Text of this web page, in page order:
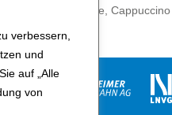
verbessern,
und
auf „Alle
von
einer Tasse Kaffee,